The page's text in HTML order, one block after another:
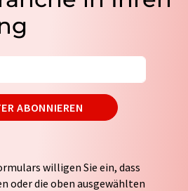
ABONNIEREN
willigen Sie ein, dass
oder die oben ausgewählten